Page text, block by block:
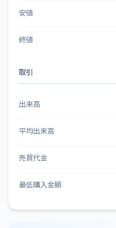
安値
終値
取引
出来高
平均出来高
売買代金
最低購入金額